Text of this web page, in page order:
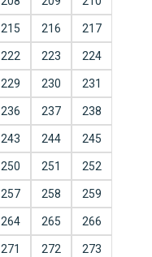
215 216 217
222 223 224
229 230 231
236 237 238
243 244 245
250 251 252
257 258 259
264 265 266
271 272 273